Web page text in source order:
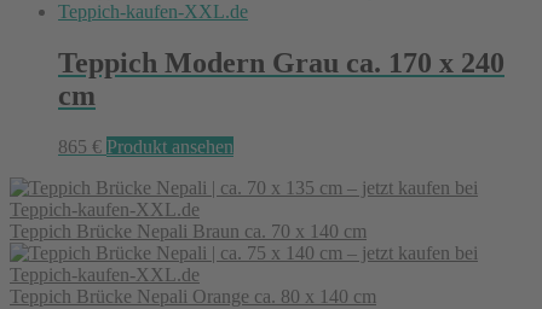
Teppich Modern Grau ca. 170 x 240
cm
865 € Produkt ansehen
Teppich Brücke Nepali Braun ca. 70 x 140 cm
Teppich Brücke Nepali Orange ca. 80 x 140 cm